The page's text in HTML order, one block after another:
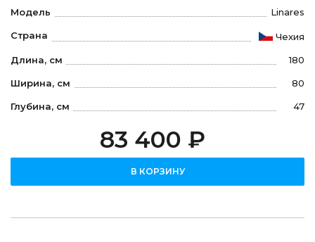
Модель Linares
Страна Чехия
Длина, см 180
Ширина, см 80
Глубина, см 47
83 400 ₽
В КОРЗИНУ